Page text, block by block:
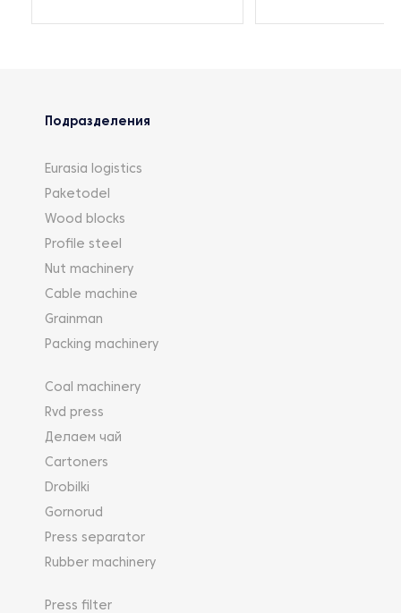
Подразделения
Eurasia logistics
Paketodel
Wood blocks
Profile steel
Nut machinery
Cable machine
Grainman
Packing machinery
Coal machinery
Rvd press
Делаем чай
Cartoners
Drobilki
Gornorud
Press separator
Rubber machinery
Press filter